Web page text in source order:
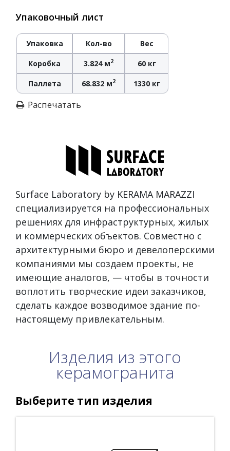
Упаковочный лист
Упаковка Кол-во Вес
Коробка 3.824 м2 60 кг
Паллета 68.832 м2 1330 кг
Распечатать
Surface Laboratory by KERAMA MARAZZI
специализируется на профессиональных
решениях для инфраструктурных, жилых
и коммерческих объектов. Совместно с
архитектурными бюро и девелоперскими
компаниями мы создаем проекты, не
имеющие аналогов, — чтобы в точности
воплотить творческие идеи заказчиков,
сделать каждое возводимое здание по-
настоящему привлекательным.
Изделия из этого
керамогранита
Выберите тип изделия